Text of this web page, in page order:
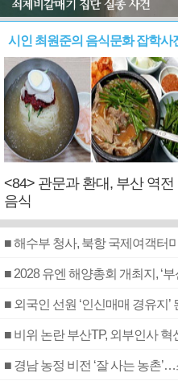
시인 최원준의 음식문화 잡학사
<84> 관문과 환대, 부산 역전
음식
■ 해수부 청사, 북항 국제여객터
■ 2028 유엔 해양총회 개최지, ‘
■ 외국인 선원 ‘인신매매 경유지
■ 비위 논란 부산TP, 외부인사 혁
■ 경남 농정 비전 ‘잘 사는 농촌